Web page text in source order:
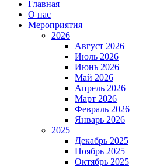
Главная
О нас
Мероприятия
2026
Август 2026
Июль 2026
Июнь 2026
Май 2026
Апрель 2026
Март 2026
Февраль 2026
Январь 2026
2025
Декабрь 2025
Ноябрь 2025
Октябрь 2025